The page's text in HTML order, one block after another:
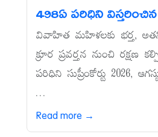
498ఏ పరిధిని విస్తరించిన
వివాహిత మహిళలకు భర్త, అతని
క్రూర ప్రవర్తన నుంచి రక్షణ
పరిధిని సుప్రీంకోర్టు 2026,
...
Read more →